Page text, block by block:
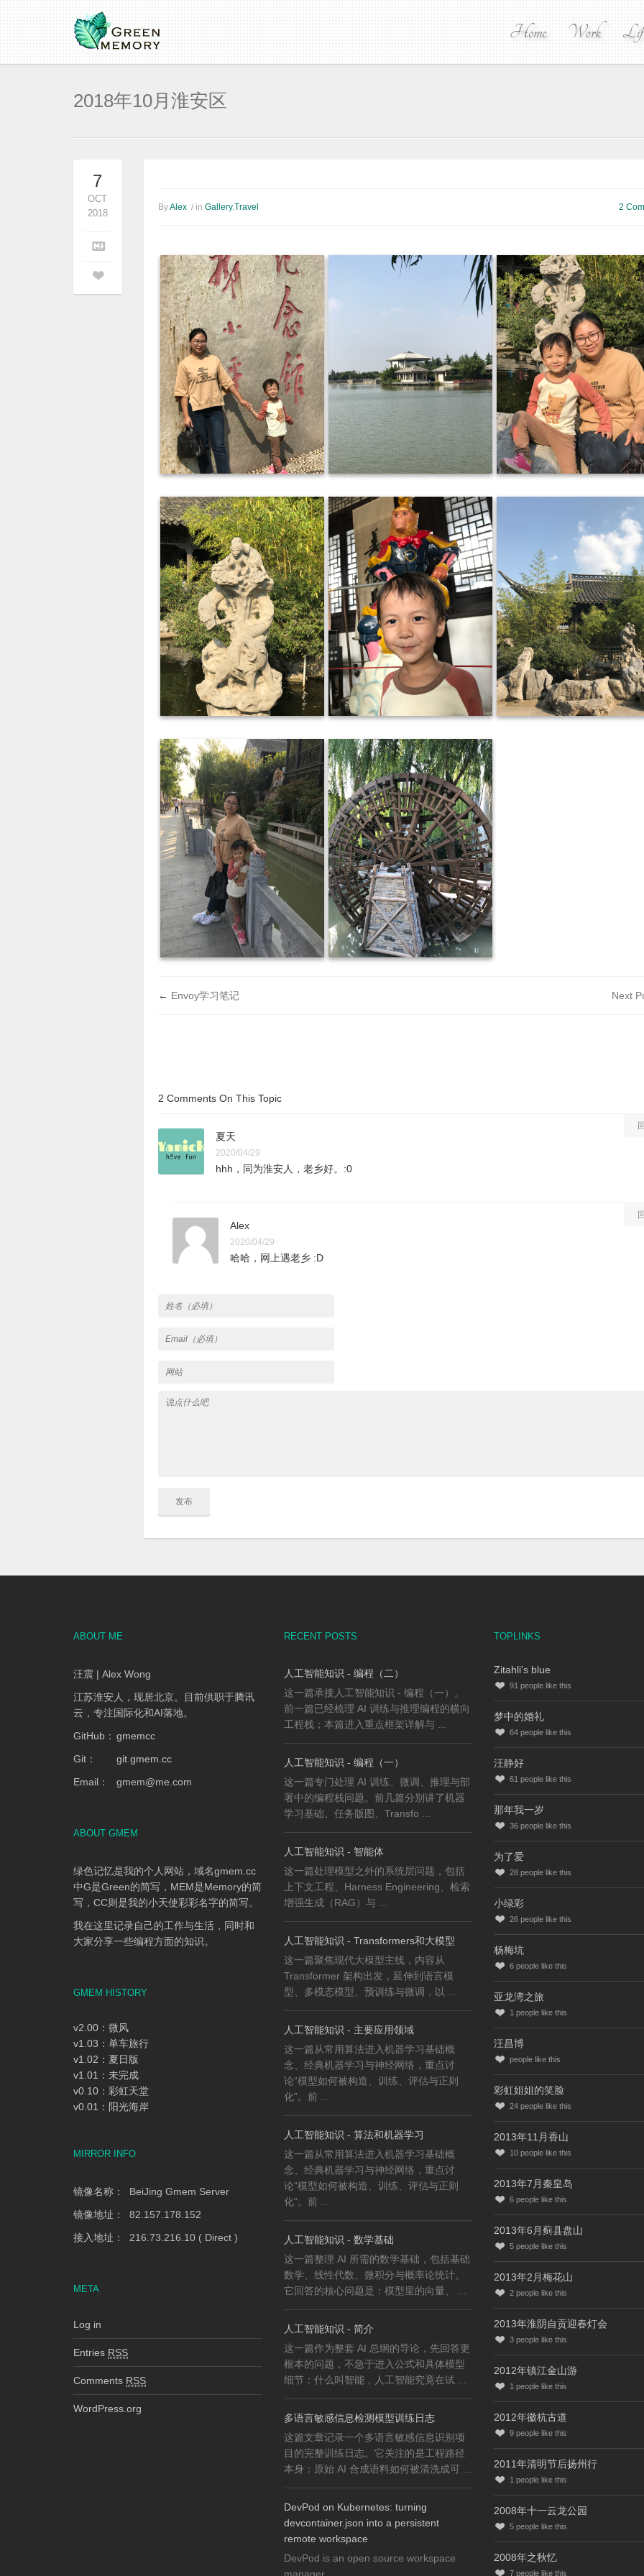
Home Work
2018年10月淮安区
7
OCT
2018
ByAlex / in Gallery,Travel 2
← Envoy学习笔记 Next
2 Comments On This Topic
夏天
2020/04/29
hhh，同为淮安人，老乡好。:0
Alex
2020/04/29
哈哈，网上遇老乡 :D
ABOUT ME
汪震 | Alex Wong
江苏淮安人，现居北京。目前供职于腾讯
云，专注国际化和AI落地。
GitHub： gmemcc
Git：
git.gmem.cc
Email：
gmem@me.com
ABOUT GMEM
绿色记忆是我的个人网站，域名gmem.cc
中G是Green的简写，MEM是Memory的简
写，CC则是我的小天使彩彩名字的简写。
我在这里记录自己的工作与生活，同时和
大家分享一些编程方面的知识。
GMEM HISTORY
v2.00：微风
v1.03：单车旅行
v1.02：夏日版
v1.01：未完成
v0.10：彩虹天堂
v0.01：阳光海岸
MIRROR INFO
镜像名称： BeiJing Gmem Server
镜像地址： 82.157.178.152
接入地址： 216.73.216.10 ( Direct )
META
Log in
Entries RSS
Comments RSS
WordPress.org
RECENT POSTS
人工智能知识 - 编程（二）
这一篇承接人工智能知识 - 编程（一）。
前一篇已经梳理 AI 训练与推理编程的横向
工程栈；本篇进入重点框架详解与 ...
人工智能知识 - 编程（一）
这一篇专门处理 AI 训练、微调、推理与部
署中的编程栈问题。前几篇分别讲了机器
学习基础、任务版图、Transfo ...
人工智能知识 - 智能体
这一篇处理模型之外的系统层问题，包括
上下文工程、Harness Engineering、检索
增强生成（RAG）与 ...
人工智能知识 - Transformers和大模型
这一篇聚焦现代大模型主线，内容从
Transformer 架构出发，延伸到语言模
型、多模态模型、预训练与微调，以 ...
人工智能知识 - 主要应用领域
这一篇从常用算法进入机器学习基础概
念、经典机器学习与神经网络，重点讨
论“模型如何被构造、训练、评估与正则
化”。前 ...
人工智能知识 - 算法和机器学习
这一篇从常用算法进入机器学习基础概
念、经典机器学习与神经网络，重点讨
论“模型如何被构造、训练、评估与正则
化”。前 ...
人工智能知识 - 数学基础
这一篇整理 AI 所需的数学基础，包括基础
数学、线性代数、微积分与概率论统计。
它回答的核心问题是：模型里的向量、 ...
人工智能知识 - 简介
这一篇作为整套 AI 总纲的导论，先回答更
根本的问题，不急于进入公式和具体模型
细节：什么叫智能，人工智能究竟在试 ...
多语言敏感信息检测模型训练日志
这篇文章记录一个多语言敏感信息识别项
目的完整训练日志。它关注的是工程路径
本身：原始 AI 合成语料如何被清洗成可 ...
DevPod on Kubernetes: turning
devcontainer.json into a persistent
remote workspace
DevPod is an open source workspace
TOPLINKS
Zitahli's blue
91 people like this
梦中的婚礼
64 people like this
汪静好
61 people like this
那年我一岁
36 people like this
为了爱
28 people like this
小绿彩
26 people like this
杨梅坑
6 people like this
亚龙湾之旅
1 people like this
汪昌博
people like this
彩虹姐姐的笑脸
24 people like this
2013年11月香山
10 people like this
2013年7月秦皇岛
6 people like this
2013年6月蓟县盘山
5 people like this
2013年2月梅花山
2 people like this
2013年淮阴自贡迎春灯会
3 people like this
2012年镇江金山游
1 people like this
2012年徽杭古道
9 people like this
2011年清明节后扬州行
1 people like this
2008年十一云龙公园
5 people like this
2008年之秋忆
7 people like this